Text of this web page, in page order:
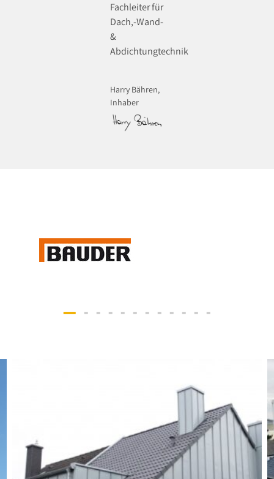
Fachleiter für
Dach,-Wand-
&
Abdichtungtechnik
Harry Bähren,
Inhaber